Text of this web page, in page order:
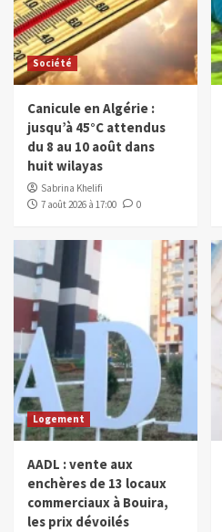
Société
Canicule en Algérie :
jusqu’à 45°C attendus
du 8 au 10 août dans
huit wilayas
Sabrina Khelifi
7 août 2026 à 17:00
0
Logement
AADL : vente aux
enchères de 13 locaux
commerciaux à Bouira,
les prix dévoilés